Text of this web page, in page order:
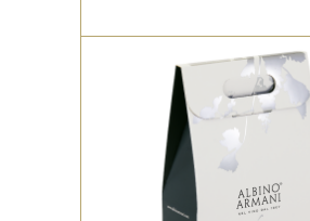
Astuccio portabottiglie
Albino Armani.